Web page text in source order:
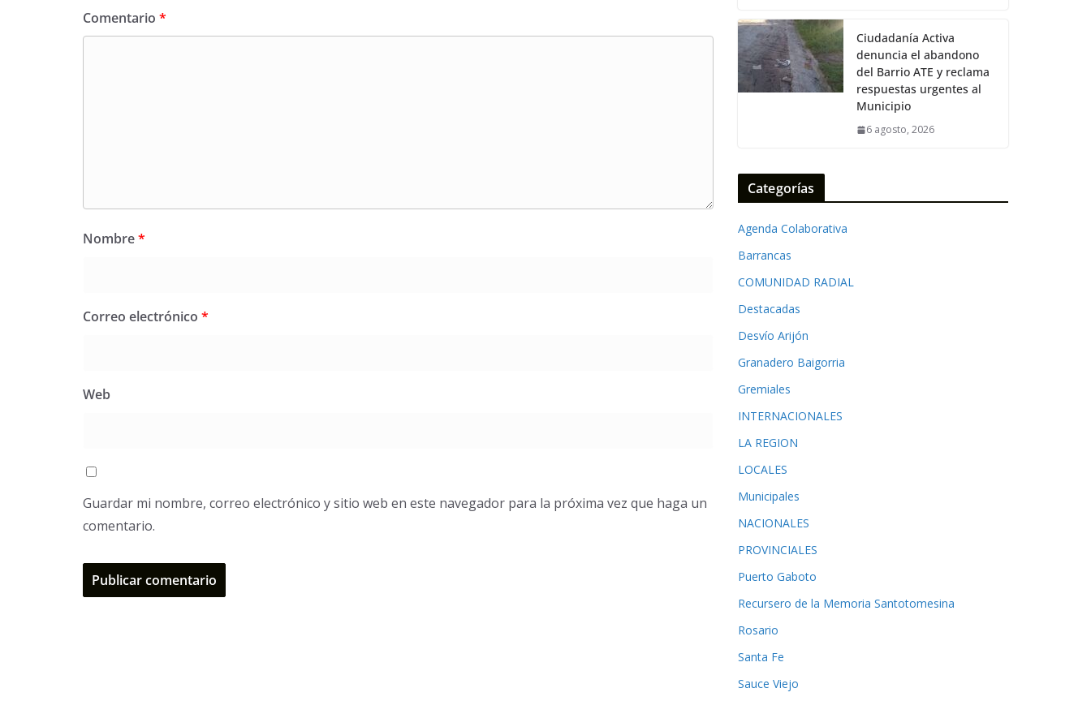
Comentario *
Nombre*
Correo electrónico *
Web
Guardar mi nombre, correo electrónico y sitio web en este navegador para la próxima vez que haga un
comentario.
Ciudadanía Activa
denuncia el abandono
del Barrio ATE y reclama
respuestas urgentes al
Municipio
6 agosto, 2026
Categorías
Agenda Colaborativa
Barrancas
COMUNIDAD RADIAL
Destacadas
Desvío Arijón
Granadero Baigorria
Gremiales
INTERNACIONALES
LA REGION
LOCALES
Municipales
NACIONALES
PROVINCIALES
Puerto Gaboto
Recursero de la Memoria Santotomesina
Rosario
Santa Fe
Sauce Viejo